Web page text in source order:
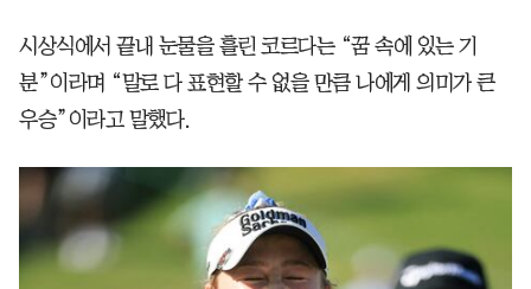
시상식에서 끝내 눈물을 흘린 코르다는 “꿈 속에 있는 기
분”이라며 “말로 다 표현할 수 없을 만큼 나에게 의미가 큰
우승”이라고 말했다.